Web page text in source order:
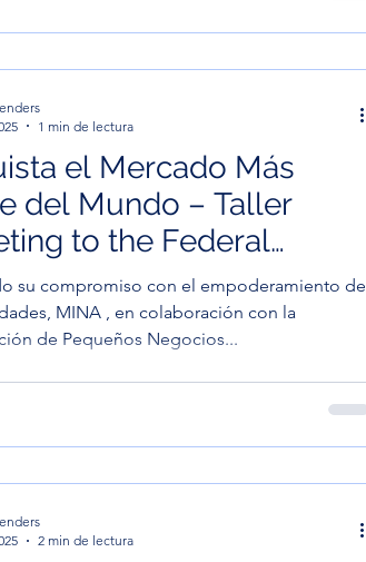
el Mercado Más
del Mundo – Taller
to the Federal
Open to Everyone"
su compromiso con el empoderamiento de
MINA , en colaboración con la
de Pequeños Negocios...
1 min de lectura
2 min de lectura